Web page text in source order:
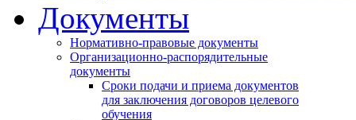
Документы
Нормативно-правовые документы
Организационно-распорядительные
документы
Сроки подачи и приема документов
для заключения договоров целевого
обучения